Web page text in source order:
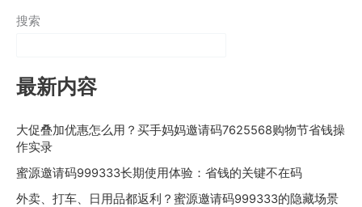
搜索
最新内容
大促叠加优惠怎么用？买手妈妈邀请码7625568购物节省钱操
作实录
蜜源邀请码999333长期使用体验：省钱的关键不在码
外卖、打车、日用品都返利？蜜源邀请码999333的隐藏场景